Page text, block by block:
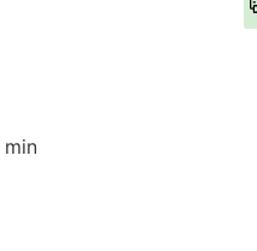
min